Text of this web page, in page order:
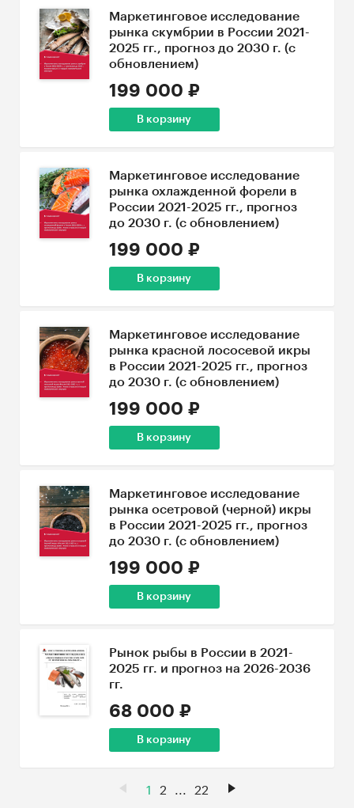
Маркетинговое исследование
рынка скумбрии в России 2021-
2025 гг., прогноз до 2030 г. (с
обновлением)
199 000 ₽
В корзину
Маркетинговое исследование
рынка охлажденной форели в
России 2021-2025 гг., прогноз
до 2030 г. (с обновлением)
199 000 ₽
В корзину
Маркетинговое исследование
рынка красной лососевой икры
в России 2021-2025 гг., прогноз
до 2030 г. (с обновлением)
199 000 ₽
В корзину
Маркетинговое исследование
рынка осетровой (черной) икры
в России 2021-2025 гг., прогноз
до 2030 г. (с обновлением)
199 000 ₽
В корзину
Рынок рыбы в России в 2021-
2025 гг. и прогноз на 2026-2036
гг.
68 000 ₽
В корзину
1 2 ... 22